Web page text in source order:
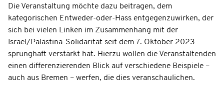
Die Veranstaltung möchte dazu beitragen, dem
kategorischen Entweder-oder-Hass entgegenzuwirken, der
sich bei vielen Linken im Zusammenhang mit der
Israel/Palästina-Solidarität seit dem 7. Oktober 2023
sprunghaft verstärkt hat. Hierzu wollen die Veranstaltenden
einen differenzierenden Blick auf verschiedene Beispiele –
auch aus Bremen – werfen, die dies veranschaulichen.